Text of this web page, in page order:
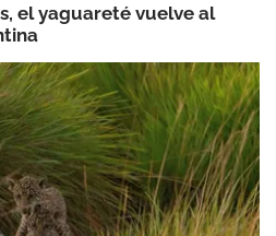
el yaguareté vuelve al